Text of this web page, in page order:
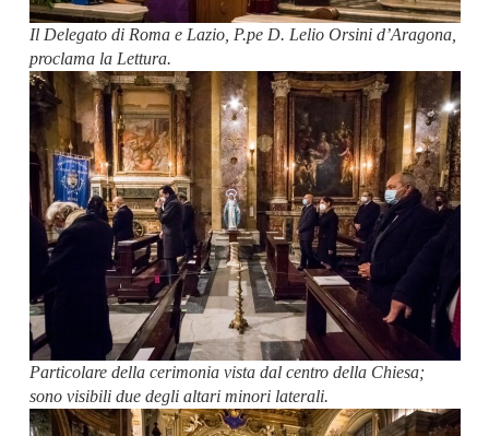
Il Delegato di Roma e Lazio, P.pe D. Lelio Orsini d’Aragona,
proclama la Lettura.
Particolare della cerimonia vista dal centro della Chiesa;
sono visibili due degli altari minori laterali.